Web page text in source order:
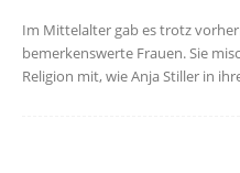
Im Mittelalter gab es trotz
bemerkenswerte Frauen. Sie
Religion mit, wie Anja Stiller in